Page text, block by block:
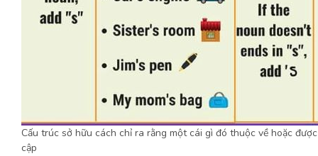
Cấu trúc sở hữu cách chỉ ra rằng một cái gì đó thuộc về hoặc
cập